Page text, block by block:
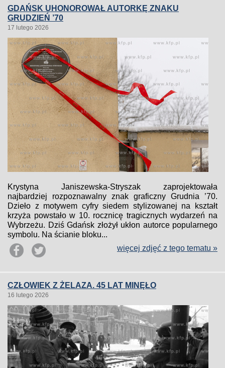
GDAŃSK UHONOROWAŁ AUTORKĘ ZNAKU
GRUDZIEŃ ’70
17 lutego 2026
Krystyna Janiszewska-Stryszak zaprojektowała
najbardziej rozpoznawalny znak graficzny Grudnia ’70.
Dzieło z motywem cyfry siedem stylizowanej na kształt
krzyża powstało w 10. rocznicę tragicznych wydarzeń na
Wybrzeżu. Dziś Gdańsk złożył ukłon autorce popularnego
symbolu. Na ścianie bloku...
więcej zdjęć z tego tematu »
CZŁOWIEK Z ŻELAZA. 45 LAT MINĘŁO
16 lutego 2026